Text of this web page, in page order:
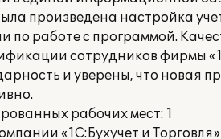
произведена настройка
по работе с программой.
сотрудников фирмы
и уверены, что новая
рабочих мест: 1
«1С:Бухучет и